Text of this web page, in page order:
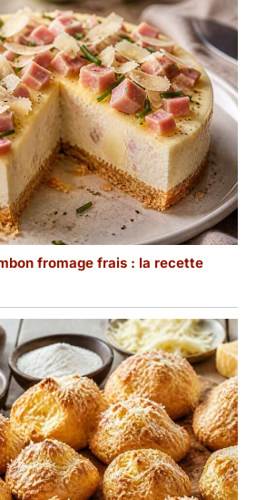
le lave-vaisselle pour le
nettoyage,éliminant les
étapes fastidieuses du
lavage à la main, vous
permettant d'avoir plus
de temps pour vous
détendre après les repas.
Dans le même temps, le
matériau est résistant à
la chaleur, et il n'est pas
facile de retenir les
taches et les odeurs
gardant la surface de la
neuve,ce qui le rend plus
sans soucis à utiliser.
fromage frais : la recette